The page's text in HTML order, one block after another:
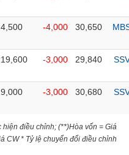
4,500 -4,000 30,650
-3,000 29,840
9,000 -3,000 30,680
điều chỉnh; (**)Hòa vốn = Giá
CW * Tỷ lệ chuyển đổi điều chỉnh